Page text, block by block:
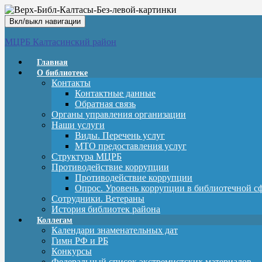
Вкл/выкл навигации
МЦРБ Калтасинский район
Главная
О библиотеке
Контакты
Контактные данные
Обратная связь
Органы управления организации
Наши услуги
Виды. Перечень услуг
МТО предоставления услуг
Структура МЦРБ
Противодействие коррупции
Противодействие коррупции
Опрос. Уровень коррупции в библиотечной
Сотрудники. Ветераны
История библиотек района
Коллегам
Календари знаменательных дат
Гимн РФ и РБ
Конкурсы